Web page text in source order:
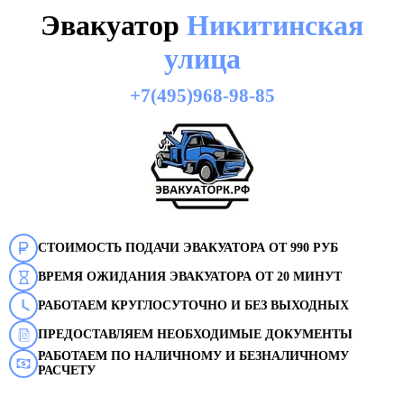
Эвакуатор Никитинская
улица
+7(495)968-98-85
СТОИМОСТЬ ПОДАЧИ ЭВАКУАТОРА ОТ 990 РУБ
ВРЕМЯ ОЖИДАНИЯ ЭВАКУАТОРА ОТ 20 МИНУТ
РАБОТАЕМ КРУГЛОСУТОЧНО И БЕЗ ВЫХОДНЫХ
ПРЕДОСТАВЛЯЕМ НЕОБХОДИМЫЕ ДОКУМЕНТЫ
РАБОТАЕМ ПО НАЛИЧНОМУ И БЕЗНАЛИЧНОМУ
РАСЧЕТУ